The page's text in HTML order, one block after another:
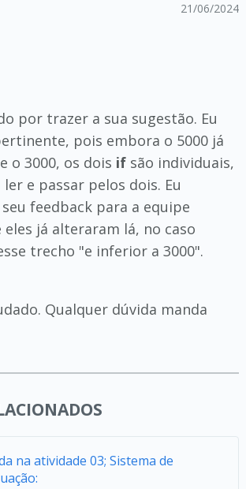
21/06/2024
por trazer a sua sugestão. Eu
pois embora o 5000 já
o 3000, os dois ifsão individuais,
e passar pelos dois. Eu
feedback para a equipe
eles já alteraram lá, no caso
trecho "e inferior a 3000".
Qualquer dúvida manda
na atividade 03; Sistema de